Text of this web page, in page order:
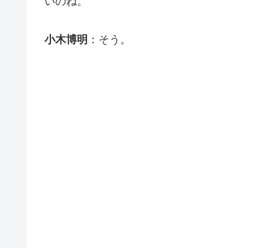
小木博明 ：そう。